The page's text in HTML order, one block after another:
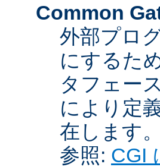
Common
外部プロ
にするた
タフェー
により定
在します。
参照: CGI